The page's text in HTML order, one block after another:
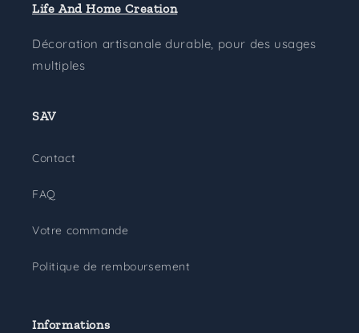
Life And Home Creation
Décoration artisanale durable, pour des usages
multiples
SAV
Contact
FAQ
Votre commande
Politique de remboursement
Informations